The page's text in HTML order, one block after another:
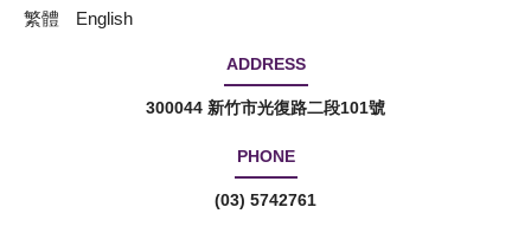
繁體 English
ADDRESS
300044 新竹市光復路二段101號
PHONE
(03) 5742761